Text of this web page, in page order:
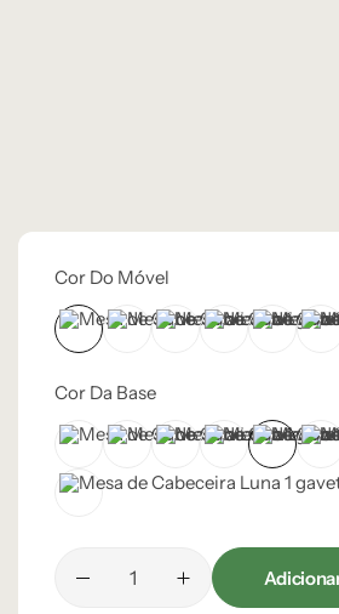
Cor Do Móvel
BrancoCinza Médio
FrapêMochaPreto
Cor Da Base
BrancoChampanheCinza Grafite
Cinza Médio
Dourado
Verde Caruá